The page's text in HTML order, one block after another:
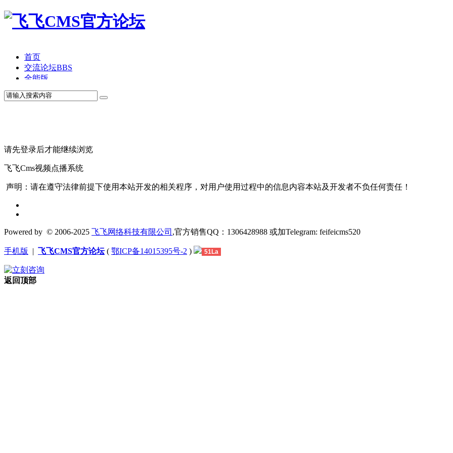
首页
交流论坛BBS
全能版
TV版
产品价格
请先登录后才能继续浏览
飞飞Cms视频点播系统
声明：请在遵守法律前提下使用本站开发的相关程序，对用户使用过程中的信息内容本站及开发者不负任何责任！
Powered by © 2006-2025 飞飞网络科技有限公司 ,官方销售QQ：1306428988 或加Telegram: feifeicms520
手机版 | 飞飞CMS官方论坛( 鄂ICP备14015395号-2 ) 51La
返回顶部